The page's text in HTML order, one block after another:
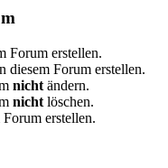
Forum erstellen.
diesem Forum erstellen.
nicht ändern.
nicht löschen.
erstellen.